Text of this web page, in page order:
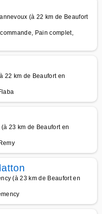
(à 22 km de Beaufort
Pain complet,
22 km de Beaufort en
23 km de Beaufort en
(à 23 km de Beaufort en